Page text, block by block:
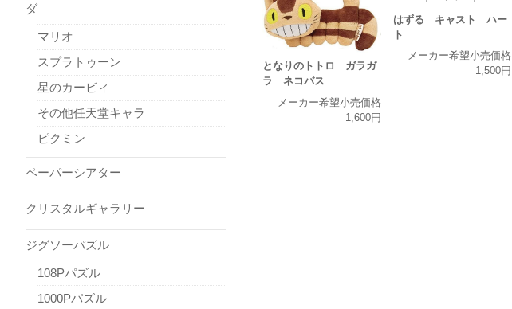
となりのトトロ ガラガ
ラ ネコバス
メーカー希望小売価格
1,600円
はずる キャスト ハー
ト
メーカー希望小売価格
1,500円
ダ
マリオ
スプラトゥーン
星のカービィ
その他任天堂キャラ
ピクミン
ペーパーシアター
クリスタルギャラリー
ジグソーパズル
108Pパズル
1000Pパズル